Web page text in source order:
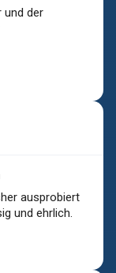
und der
ausprobiert
und ehrlich.